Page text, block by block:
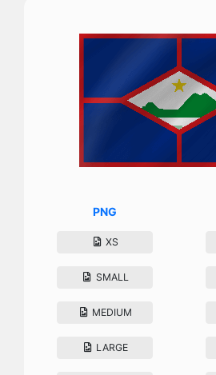
PNG
XS
SMALL
MEDIUM
LARGE